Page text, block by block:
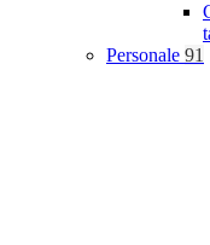
Personale 91